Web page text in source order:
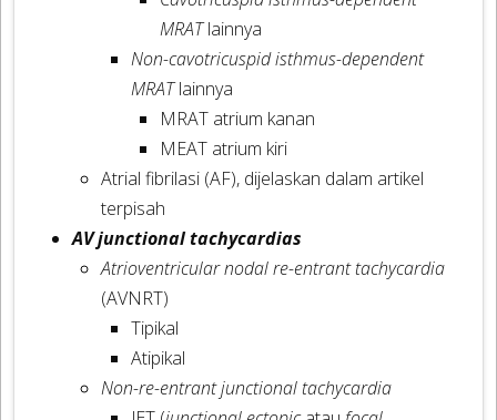
MRATlainnya
Non-cavotricuspid isthmus-dependent
MRATlainnya
MRAT atrium kanan
MEAT atrium kiri
Atrial fibrilasi (AF), dijelaskan dalam artikel
terpisah
AV junctional tachycardias
Atrioventricular nodal re-entrant tachycardia
(AVNRT)
Tipikal
Atipikal
Non-re-entrant junctional tachycardia